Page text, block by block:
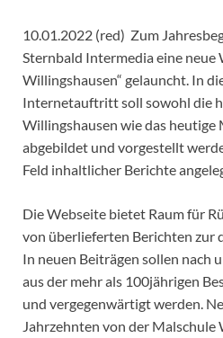
10.01.2022 (red) Zum
Sternbald Intermedia eine neue
Willingshausen“ gelauncht. In
Internetauftritt soll sowohl die
Willingshausen wie das
abgebildet und vorgestellt
Feld inhaltlicher Berichte
Die Webseite bietet Raum für
von überlieferten Berichten zur
In neuen Beiträgen sollen nach
aus der mehr als 100jährigen
und vergegenwärtigt werden.
Jahrzehnten von der Malschule